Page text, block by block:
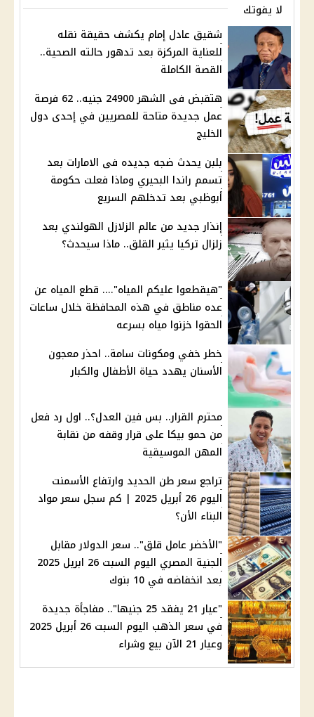
لا يفوتك
شقيق عادل إمام يكشف حقيقة نقله
للعناية المركزة بعد تدهور حالته الصحية..
القصة الكاملة
هتقبض فى الشهر 24900 جنيه.. 62 فرصة
عمل جديدة متاحة للمصريين في إحدى دول
الخليج
بلبن يحدث ضجه جديده فى الامارات بعد
تسمم راندا البحيري وماذا فعلت حكومة
أبوظبي بعد تدخلهم السريع
إنذار جديد من عالم الزلازل الهولندي بعد
زلزال تركيا يثير القلق.. ماذا سيحدث؟
"هيقطعوا عليكم المياه".... قطع المياه عن
عده مناطق في هذه المحافظة خلال ساعات
الحقوا خزنوا مياه بسرعه
خطر خفي ومكونات سامة.. احذر معجون
الأسنان يهدد حياة الأطفال والكبار
محترم القرار.. بس فين العدل؟.. اول رد فعل
من حمو بيكا على قرار وقفه من نقابة
المهن الموسيقية
تراجع سعر طن الحديد وارتفاع الأسمنت
اليوم 26 أبريل 2025 | كم سجل سعر مواد
البناء الأن؟
"الأخضر عامل قلق".. سعر الدولار مقابل
الجنية المصري اليوم السبت 26 ابريل 2025
بعد انخفاضه في 10 بنوك
"عيار 21 يفقد 25 جنيها".. مفاجأة جديدة
في سعر الذهب اليوم السبت 26 أبريل 2025
وعيار 21 الآن بيع وشراء